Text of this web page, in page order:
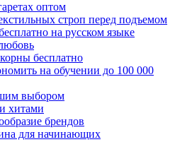
оптом
строп перед подъемом
на русском языке
бесплатно
на обучении до 100 000
выбором
хитами
брендов
для начинающих